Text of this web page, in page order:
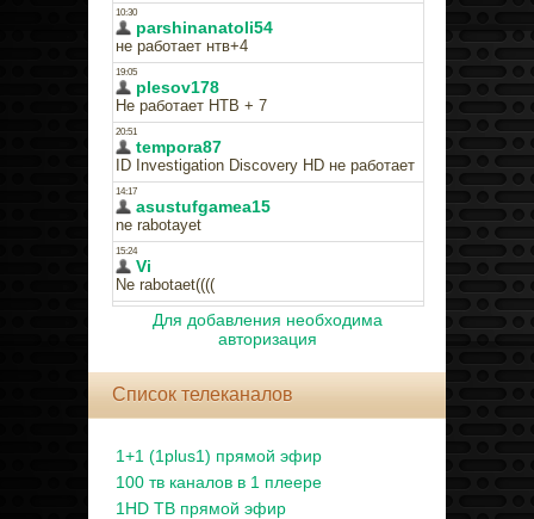
Для добавления необходима
авторизация
Список телеканалов
1+1 (1plus1) прямой эфир
100 тв каналов в 1 плеере
1HD ТВ прямой эфир